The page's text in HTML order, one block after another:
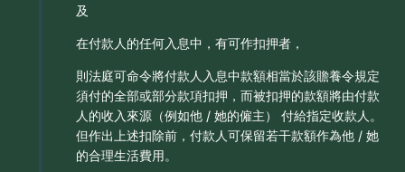
及
在付款人的任何入息中，有可作扣押者，
則法庭可命令將付款人入息中款額相當於該贍養令規定
須付的全部或部分款項扣押，而被扣押的款額將由付款
人的收入來源（例如他 / 她的僱主） 付給指定收款人。
但作出上述扣除前，付款人可保留若干款額作為他 / 她
的合理生活費用。